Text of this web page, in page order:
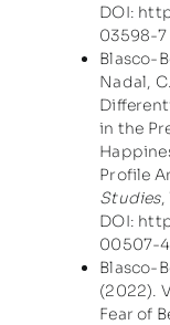
DOI:
03598-7
Blasco-
Nadal,
in the
Profile
Studies,
DOI:
00507-4
Blasco-
(2022).
Fear of